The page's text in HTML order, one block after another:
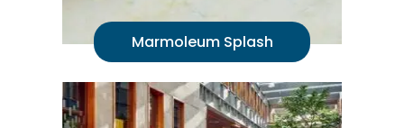
Marmoleum Splash